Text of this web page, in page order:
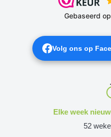
Volg ons op
Elke week
52